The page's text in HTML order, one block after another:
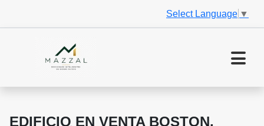
Select Language ▼
EDIFICIO EN VENTA BOSTON,